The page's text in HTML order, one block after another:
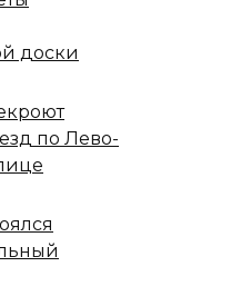
доски
по Лево-